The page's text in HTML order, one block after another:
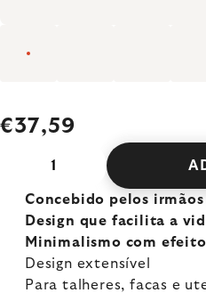
€37,59
Concebido pelos irmãos
Design que facilita a
Minimalismo com
Design extensível
Para talheres, facas e